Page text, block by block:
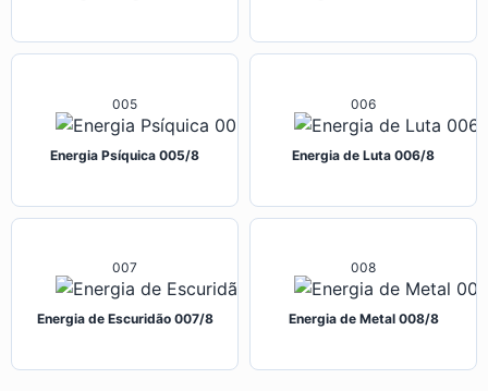
005
Energia Psíquica 005/8
006
Energia de Luta 006/8
007
Energia de Escuridão 007/8
008
Energia de Metal 008/8